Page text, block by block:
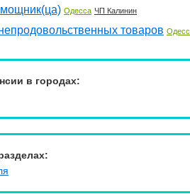
Одесса ЧП Калинин
товаров
в городах: